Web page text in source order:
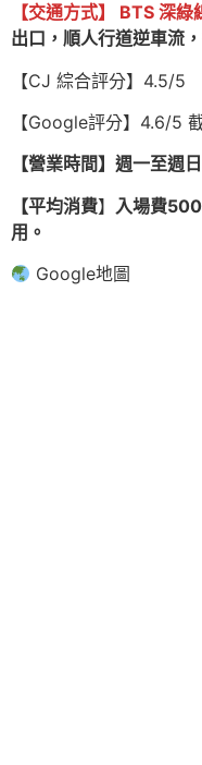
【交通方式】 BTS 深
出口，順人行道逆車流
【CJ 綜合評分】4.5/5
【Google評分】4.6/5
【營業時間】週一至
【平均消費】 入場費
用。
Google地圖